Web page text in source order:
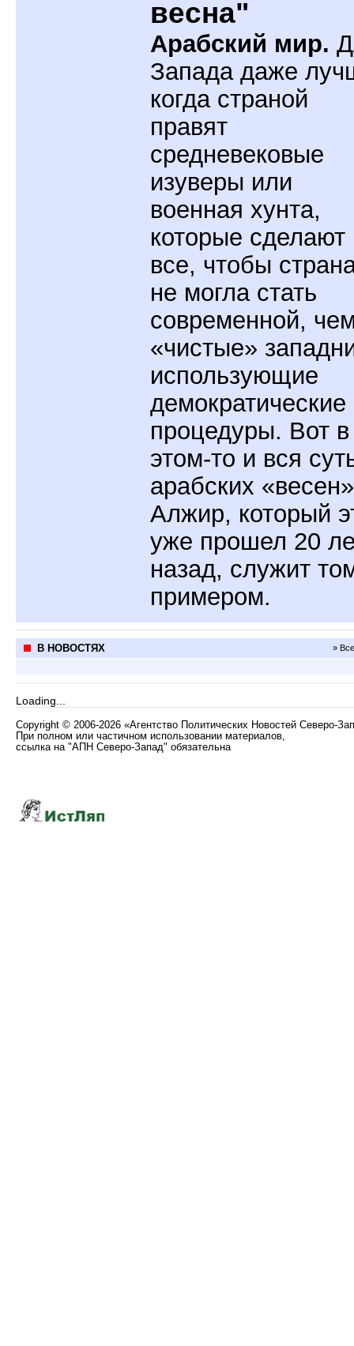
весна"
Арабский мир.
Запада даже
когда страной
правят
средневековые
изуверы или
военная хунта,
которые сделают
все, чтобы
не могла стать
современной,
«чистые»
использующие
демократические
процедуры. Вот в
этом-то и вся
арабских
Алжир, который
уже прошел 20
назад, служит
примером.
В НОВОСТЯХ »
Loading...
Copyright © 2006-2026 «Агентство Политических Новостей Северо-
При полном или частичном использовании материалов,
ссылка на "АПН Северо-Запад" обязательна